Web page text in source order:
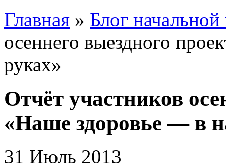
Главная » Блог
осеннего выездного
руках»
Отчёт участников
«Наше здоровье — в
31 Июль 2013